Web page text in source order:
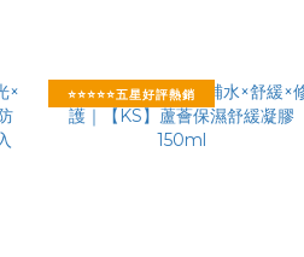
★★★★(60ml/瓶，多
規格)
⭐⭐⭐⭐⭐五星好評熱銷